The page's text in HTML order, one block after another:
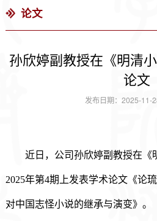
论文
孙欣婷副教授在《明清
论文
发布日期：2025-11-
近日，公司孙欣婷副教授在《
2025年第4期上发表学术论文《论
对中国志怪小说的继承与演变》。